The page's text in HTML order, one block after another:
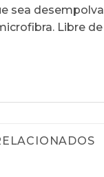
sea
Libre